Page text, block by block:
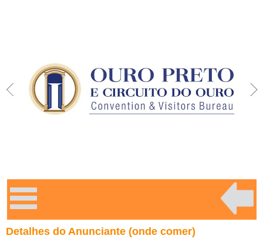
Detalhes do Anunciante (onde comer)